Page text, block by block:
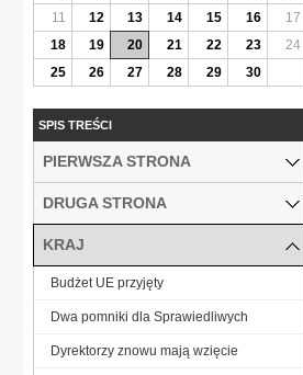
11
12 13 14 15 16
17
18
19 20 21 22 23
24
25
26 27 28 29 30
SPIS TREŚCI
PIERWSZA STRONA
DRUGA STRONA
KRAJ
Budżet UE przyjęty
Dwa pomniki dla Sprawiedliwych
Dyrektorzy znowu mają wzięcie